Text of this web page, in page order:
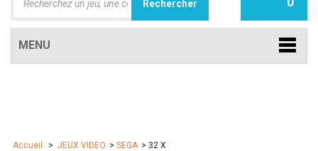
MENU
Accueil > JEUX VIDEO > SEGA > 32 X